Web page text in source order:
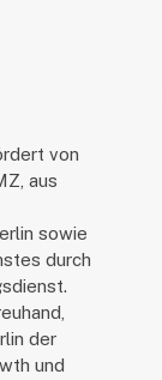
von
aus
sowie
durch
der
und